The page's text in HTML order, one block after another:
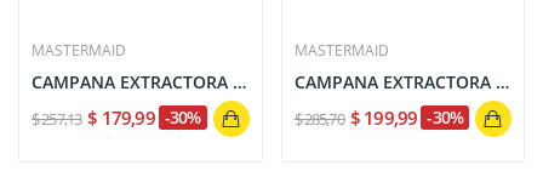
MASTERMAID
CAMPANA EXTRACTORA DECORATIVA MASTERMAID CONVEX...
$ 257,13 $ 179,99 -30%
MASTERMAID
CAMPANA EXTRACTORA MASTERMAID BOLD TOUCH 90CM...
$ 285,70 $ 199,99 -30%